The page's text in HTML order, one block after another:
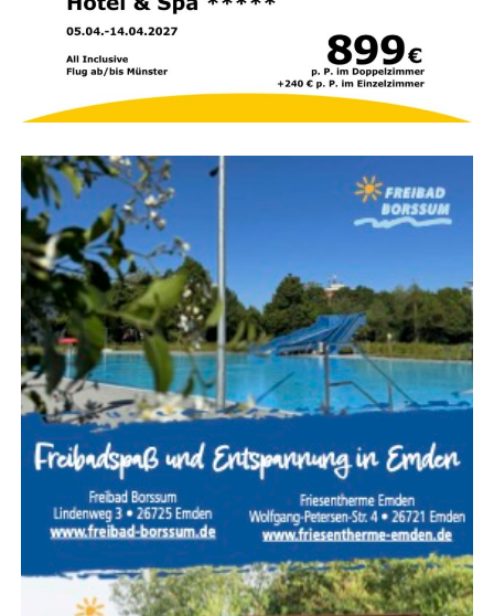
Strand­si­cher­heit:
sind aus­ge­bil­de­te Ret­tungs­schwim­mer vor Ort?
Medi­zi­ni­sche Ver­sor­gung:Wie schnell ist im Not­
fall der nächs­te Arzt oder ein Kran­ken­haus
erreichbar?
Zim­mer­aus­stat­tung:
Bie­tet das Hotel geräu­mi­ge
Fami­li­en­zim­mer mit Baby­aus­stat­tung (Git­ter­bett,
Baby­phon, Wasserkocher)?
Kuli­na­rik:Ste­hen meh­re­re À‑la-car­te-Restau­rants
zur Ver­fü­gung, um kuli­na­ri­sche Abwechs­lung zum
Buf­fet zu bieten?
Wäh­rend All-Inclu­si­ve extrem prak­tisch ist, schwankt die
Qua­li­tät der Buf­fets von Haus zu Haus. Wer mit Säug­lin­
gen oder Klein­kin­dern reist, soll­te zudem gezielt nach
ruhig gele­ge­nen Zim­mern mit zusätz­li­chen Rück­zugs­
mög­lich­kei­ten fragen.
Sicher­heit, Ser­vice und exzel­len­tes